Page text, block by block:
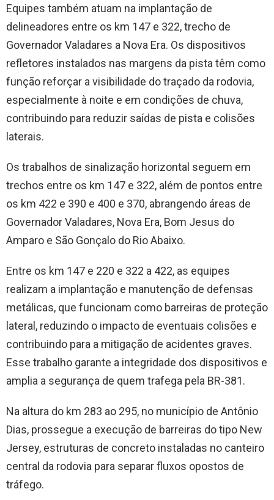
Equipes também atuam na implantação de
delineadores entre os km 147 e 322, trecho de
Governador Valadares a Nova Era. Os dispositivos
refletores instalados nas margens da pista têm como
função reforçar a visibilidade do traçado da rodovia,
especialmente à noite e em condições de chuva,
contribuindo para reduzir saídas de pista e colisões
laterais.
Os trabalhos de sinalização horizontal seguem em
trechos entre os km 147 e 322, além de pontos entre
os km 422 e 390 e 400 e 370, abrangendo áreas de
Governador Valadares, Nova Era, Bom Jesus do
Amparo e São Gonçalo do Rio Abaixo.
Entre os km 147 e 220 e 322 a 422, as equipes
realizam a implantação e manutenção de defensas
metálicas, que funcionam como barreiras de proteção
lateral, reduzindo o impacto de eventuais colisões e
contribuindo para a mitigação de acidentes graves.
Esse trabalho garante a integridade dos dispositivos e
amplia a segurança de quem trafega pela BR-381.
Na altura do km 283 ao 295, no município de Antônio
Dias, prossegue a execução de barreiras do tipo New
Jersey, estruturas de concreto instaladas no canteiro
central da rodovia para separar fluxos opostos de
tráfego.